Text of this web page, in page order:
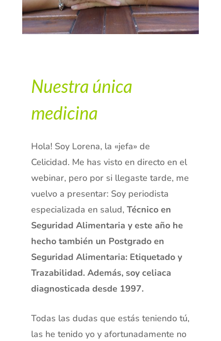
Nuestra única
medicina
Hola! Soy Lorena, la «jefa» de
Celicidad. Me has visto en directo en el
webinar, pero por si llegaste tarde, me
vuelvo a presentar: Soy periodista
especializada en salud, Técnico en
Seguridad Alimentaria y este año he
hecho también un Postgrado en
Seguridad Alimentaria: Etiquetado y
Trazabilidad. Además, soy celiaca
diagnosticada desde 1997.
Todas las dudas que estás teniendo tú,
las he tenido yo y afortunadamente no